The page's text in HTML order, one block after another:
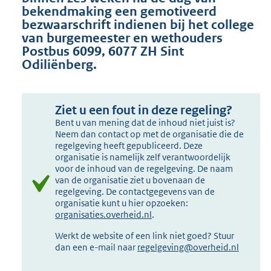
bekendmaking een gemotiveerd
bezwaarschrift indienen bij het college
van burgemeester en wethouders
Postbus 6099, 6077 ZH Sint
Odiliënberg.
Ziet u een fout in deze regeling?
Bent u van mening dat de inhoud niet juist is?
Neem dan contact op met de organisatie die de
regelgeving heeft gepubliceerd. Deze
organisatie is namelijk zelf verantwoordelijk
voor de inhoud van de regelgeving. De naam
van de organisatie ziet u bovenaan de
regelgeving. De contactgegevens van de
organisatie kunt u hier opzoeken:
organisaties.overheid.nl.
Werkt de website of een link niet goed? Stuur
dan een e-mail naar regelgeving@overheid.nl